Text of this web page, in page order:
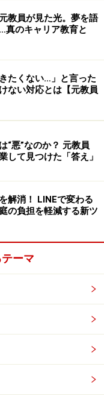
い順位や得点がつ
きつけられかねま
教育は、考え直す
目指す形にし
や競技方法は、各
、3、4年生の競技
4～5人一組で1本
走る「台風の目」
はなく、練習のと
番で超えられるか
すると子どもたち
新記録が出たんだ
くれたそう。
発表されると、子
教員が見た光。夢を語
真のキャリア教育と
たくない…」と言った
ない対応とは【元教員
“悪”なのか？ 元教員
して見つけた「答え」
解消！ LINEで変わる
の負担を軽減する新ツ
ーマ